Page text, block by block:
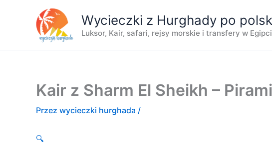
Wycieczki z Hurghady po
Luksor, Kair, safari, rejsy morskie i transfery w
Kair z Sharm El Sheikh –
Przez wycieczki hurghada /
🔍